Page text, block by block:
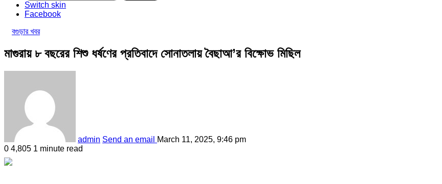
Switch skin
Facebook
বগুড়ার খবর
মাগুরায় ৮ বছরের শিশু ধর্ষণের প্রতিবাদে সোনাতলায় বৈছাআ’র বিক্ষোভ মিছিল
admin Send an email
March 11, 2025, 9:46 pm
0 4,805 1 minute read